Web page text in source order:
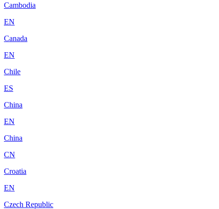
Cambodia
EN
Canada
EN
Chile
ES
China
EN
China
CN
Croatia
EN
Czech Republic